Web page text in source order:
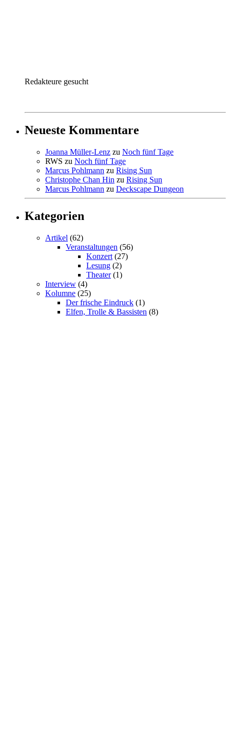
Redakteure gesucht
Neueste Kommentare
Joanna Müller-Lenz zu Noch fünf Tage
RWS zu Noch fünf Tage
Marcus Pohlmann zu Rising Sun
Christophe Chan Hin zu Rising Sun
Marcus Pohlmann zu Deckscape Dungeon
Kategorien
Artikel (62)
Veranstaltungen (56)
Konzert (27)
Lesung (2)
Theater(1)
Interview (4)
Kolumne (25)
Der frische Eindruck (1)
Elfen, Trolle & Bassisten (8)